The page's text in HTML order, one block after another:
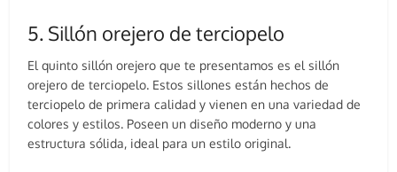
5. Sillón orejero de terciopelo
El quinto sillón orejero que te presentamos es el sillón
orejero de terciopelo. Estos sillones están hechos de
terciopelo de primera calidad y vienen en una variedad de
colores y estilos. Poseen un diseño moderno y una
estructura sólida, ideal para un estilo original.